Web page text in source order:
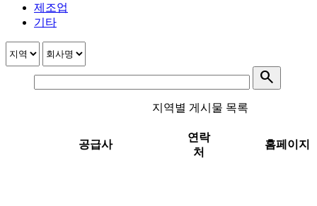
제조업
기타
search
지역별 게시물 목록
공급사
연락
처
홈페이지